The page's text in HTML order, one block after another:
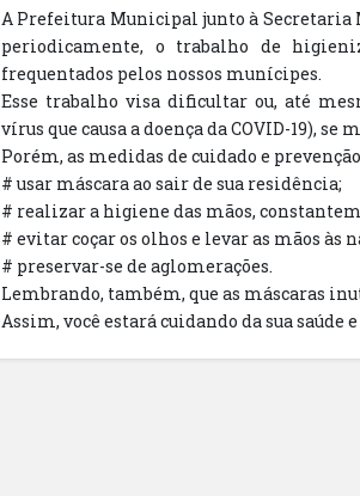
A Prefeitura Municipal junto à Secretaria
periodicamente, o trabalho de
frequentados pelos nossos munícipes.
Esse trabalho visa dificultar ou, até
vírus que causa a doença da COVID-19),
Porém, as medidas de cuidado e
# usar máscara ao sair de sua residência;
# realizar a higiene das mãos,
# evitar coçar os olhos e levar as mãos às
# preservar-se de aglomerações.
Lembrando, também, que as máscaras
Assim, você estará cuidando da sua saúde